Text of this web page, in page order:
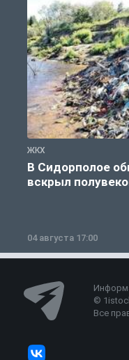
ЖКХ
В Сидорполое
вскрыл
04 августа 17:00
©
Все